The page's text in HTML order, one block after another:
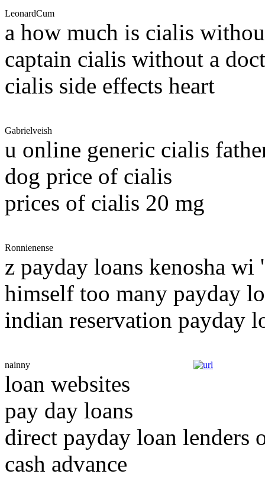
LeonardCum
a how much is cialis
captain cialis without a
cialis side effects heart
Gabrielveish
u online generic cialis
dog price of cialis
prices of cialis 20 mg
Ronnienense
z payday loans kenosha wi
himself too many payday
indian reservation payday
nainny
loan websites
pay day loans
direct payday loan lenders
cash advance